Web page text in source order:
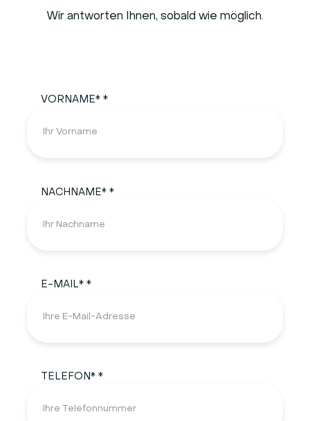
Wir antworten Ihnen, sobald wie möglich.
VORNAME* *
NACHNAME* *
E-MAIL* *
TELEFON* *